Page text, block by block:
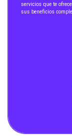
servicios que te
sus beneficios